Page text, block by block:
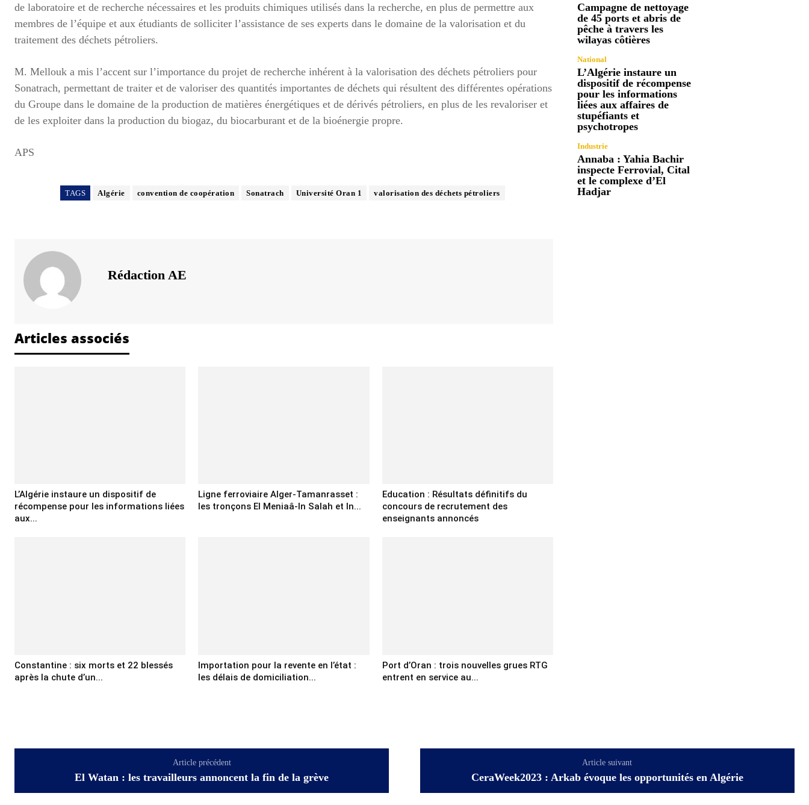
de laboratoire et de recherche nécessaires et les produits chimiques utilisés dans la recherche, en plus de permettre aux
membres de l’équipe et aux étudiants de solliciter l’assistance de ses experts dans le domaine de la valorisation et du
traitement des déchets pétroliers.
M. Mellouk a mis l’accent sur l’importance du projet de recherche inhérent à la valorisation des déchets pétroliers pour
Sonatrach, permettant de traiter et de valoriser des quantités importantes de déchets qui résultent des différentes opérations
du Groupe dans le domaine de la production de matières énergétiques et de dérivés pétroliers, en plus de les revaloriser et
de les exploiter dans la production du biogaz, du biocarburant et de la bioénergie propre.
APS
TAGS Algérie convention de coopération Sonatrach Université Oran 1 valorisation des déchets pétroliers
Rédaction AE
Articles associés
L’Algérie instaure un dispositif de
récompense pour les informations liées
aux...
Ligne ferroviaire Alger-Tamanrasset :
les tronçons El Meniaâ-In Salah et In...
Education : Résultats définitifs du
concours de recrutement des
enseignants annoncés
Constantine : six morts et 22 blessés
après la chute d’un...
Importation pour la revente en l’état :
les délais de domiciliation...
Port d’Oran : trois nouvelles grues RTG
entrent en service au...
Campagne de nettoyage
de 45 ports et abris de
pêche à travers les
wilayas côtières
National
L’Algérie instaure un
dispositif de récompense
pour les informations
liées aux affaires de
stupéfiants et
psychotropes
Industrie
Annaba : Yahia Bachir
inspecte Ferrovial, Cital
et le complexe d’El
Hadjar
Article précédent
El Watan : les travailleurs annoncent la fin de la grève
Article suivant
CeraWeek2023 : Arkab évoque les opportunités en Algérie